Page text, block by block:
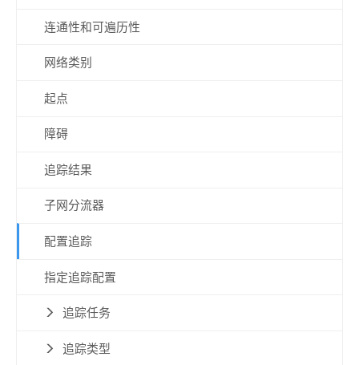
连通性和可遍历性
网络类别
起点
障碍
追踪结果
子网分流器
配置追踪
指定追踪配置
追踪任务
追踪类型